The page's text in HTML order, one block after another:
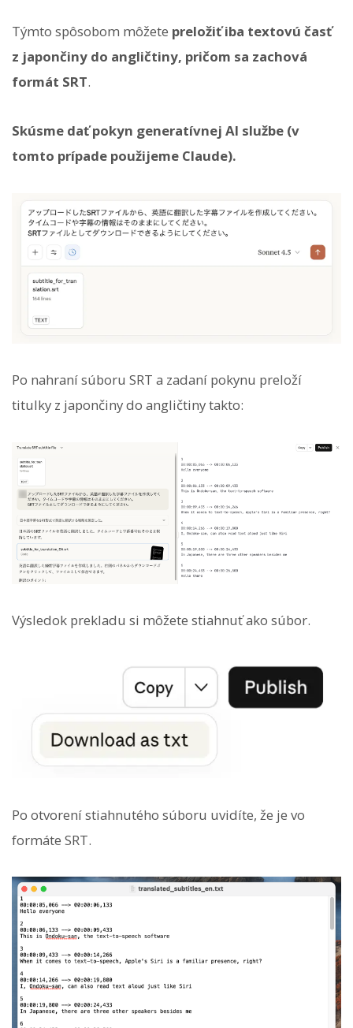
Týmto spôsobom môžete preložiť iba textovú časť
z japončiny do angličtiny, pričom sa zachová
formát SRT.
Skúsme dať pokyn generatívnej AI službe (v
tomto prípade použijeme Claude).
Po nahraní súboru SRT a zadaní pokynu preloží
titulky z japončiny do angličtiny takto:
Výsledok prekladu si môžete stiahnuť ako súbor.
Po otvorení stiahnutého súboru uvidíte, že je vo
formáte SRT.